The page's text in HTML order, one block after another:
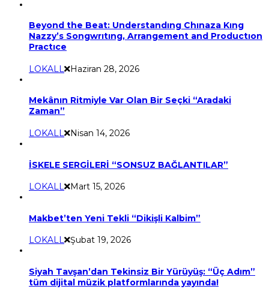
Beyond the Beat: Understandıng Chınaza Kıng
Nazzy’s Songwrıtıng, Arrangement and Productıon
Practıce
LOKALL Haziran 28, 2026
Mekânın Ritmiyle Var Olan Bir Seçki “Aradaki
Zaman”
LOKALL Nisan 14, 2026
İSKELE SERGİLERİ “SONSUZ BAĞLANTILAR”
LOKALL Mart 15, 2026
Makbet’ten Yeni Tekli “Dikişli Kalbim”
LOKALL Şubat 19, 2026
Siyah Tavşan’dan Tekinsiz Bir Yürüyüş: “Üç Adım”
tüm dijital müzik platformlarında yayında!